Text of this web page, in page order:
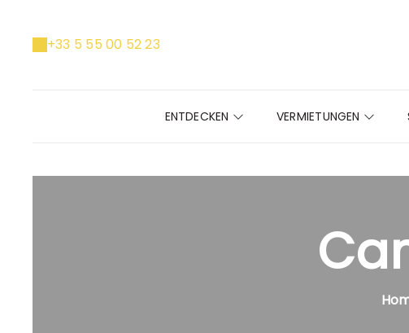
+33 5 55 00 52 23
ENTDECKEN VERMIETUNGEN